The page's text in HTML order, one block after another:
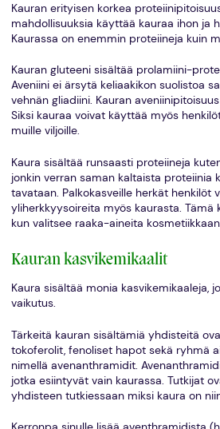
Kauran erityisen korkea
mahdollisuuksia käyttää kauraa ihon ja
Kaurassa on enemmin proteiineja kuin
Kauran gluteeni sisältää prolamiini-
Aveniini ei ärsytä keliaakikon suolistoa
vehnän gliadiini. Kauran
Siksi kauraa voivat käyttää myös
muille viljoille.
Kaura sisältää runsaasti proteiineja
jonkin verran saman kaltaista proteiinia
tavataan. Palkokasveille herkät henkilöt
yliherkkyysoireita myös kaurasta. Tämä
kun valitsee raaka-aineita
Kauran kasvikemikaalit
Kaura sisältää monia kasvikemikaaleja,
vaikutus.
Tärkeitä kauran sisältämiä yhdisteitä
tokoferolit, fenoliset hapot sekä ryhmä
nimellä avenanthramidit.
jotka esiintyvät vain kaurassa. Tutkijat
yhdisteen tutkiessaan miksi kaura on